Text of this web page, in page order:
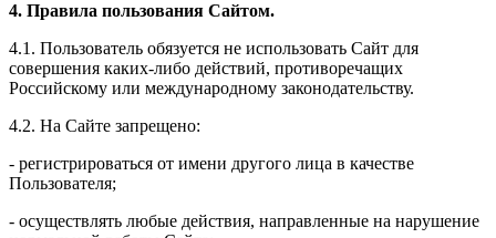
4. Правила пользования Сайтом.
4.1. Пользователь обязуется не использовать Сайт для
совершения каких-либо действий, противоречащих
Российскому или международному законодательству.
4.2. На Сайте запрещено:
- регистрироваться от имени другого лица в качестве
Пользователя;
- осуществлять любые действия, направленные на нарушение